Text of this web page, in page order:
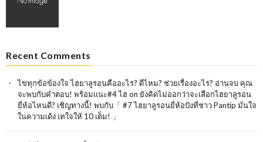
Recent Comments
ไขทุกข้อข้องใจ ไฮยาลูรอนคืออะไร? ดีไหม? ช่วยเรื่องอะไร? อ่านจบ คุณ
จะพบกับคำตอบ! พร้อมแนะ#4 ไฮ on ยังคิดไม่ออกว่าจะเลือกไฮยาลูรอน
ยี่ห้อไหนดี? เชิญทางนี้! พบกับ「 #7 ไฮยาลูรอนยี่ห้อปังที่ชาว Pantip มั่นใจ
ในความเด้ง เทใจให้ 10 เต็ม! 」